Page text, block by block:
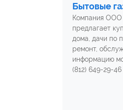
Бытовые
Компания ООО
предлагает
дома, дачи по
ремонт,
информацию
(812) 649-29-46